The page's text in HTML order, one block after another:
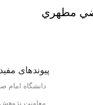
مطهري
پیوندهای مفید
دانشگاه امام
معاونت پژوهش